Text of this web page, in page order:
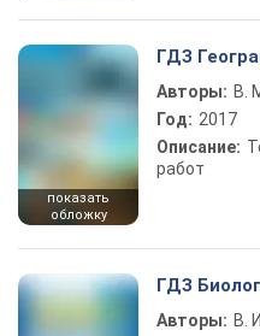
показать
обложку
ГДЗ
Авторы: В.
Год: 2017
Описание:
работ
ГДЗ
Авторы: В.